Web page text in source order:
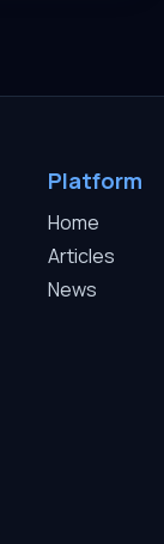
Platform
Home
Articles
News